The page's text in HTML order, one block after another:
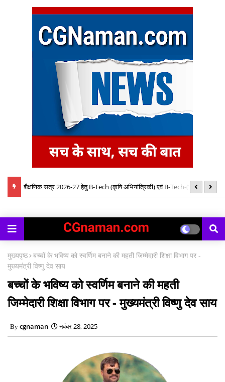
में शैक्षणिक सत्र 2026-27 हेतु B-Tech (कृषि अभियांत्रिकी) एवं B-Tech-(खाद्य
काउंसिलिंग प्रारंभ
मुख्यपृष्ठ बच्चों के भविष्य को स्वर्णिम बनाने की महती जिम्मेदारी शिक्षा विभाग पर -
मुख्यमंत्री विष्णु देव साय
बच्चों के भविष्य को स्वर्णिम बनाने की महती
जिम्मेदारी शिक्षा विभाग पर - मुख्यमंत्री विष्णु देव साय
cgnaman नवंबर 28, 2025